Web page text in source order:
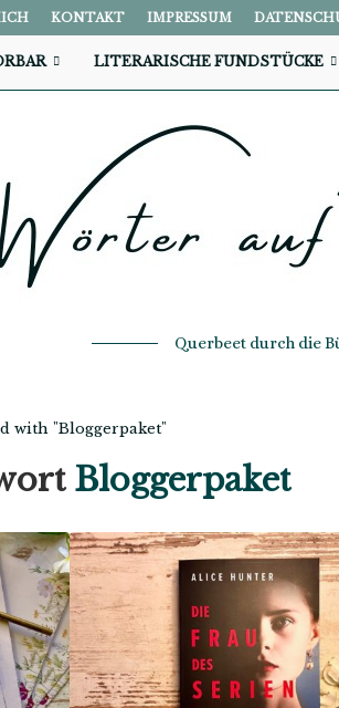
KONTAKT IMPRESSUM
LITERARISCHE FUNDSTÜCKE
Querbeet durch die
with "Bloggerpaket"
Bloggerpaket